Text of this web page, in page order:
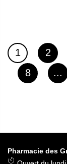
Page
Vous lisez
1 Page
2
Page
8 ...
Pharmacie des